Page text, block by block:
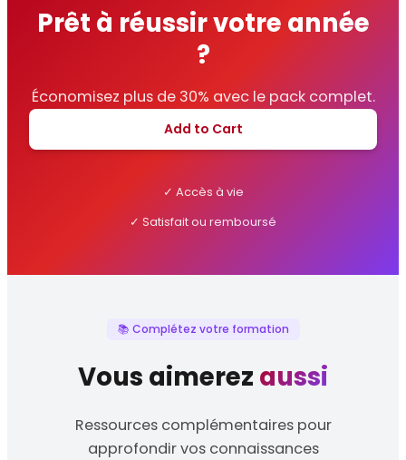
Prêt à réussir votre année
?
Économisez plus de 30% avec le pack complet.
Add to Cart
✓ Accès à vie
✓ Satisfait ou remboursé
📚 Complétez votre formation
Vous aimerez aussi
Ressources complémentaires pour
approfondir vos connaissances